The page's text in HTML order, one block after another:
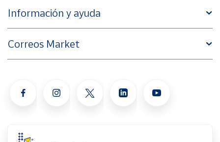
Información y ayuda
Correos Market